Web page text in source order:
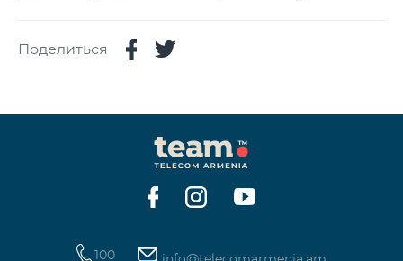
Поделиться
100